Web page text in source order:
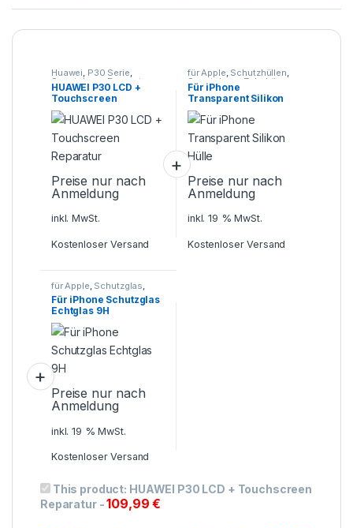
Huawei, P30 Serie,
Smartphone Reparatur
HUAWEI P30 LCD +
Touchscreen
Reparatur
Preise nur nach
Anmeldung
inkl. MwSt.
Kostenloser Versand
für Apple, Schutzhüllen,
Smartphone Zubehör
Für iPhone
Transparent Silikon
Hülle
Preise nur nach
Anmeldung
inkl. 19 % MwSt.
Kostenloser Versand
für Apple Schutzglas
Smartphone Zubehör
Für iPhone Schutzglas
Echtglas 9H
Preise nur nach
Anmeldung
inkl. 19 % MwSt.
Kostenloser Versand
This product: HUAWEI P30 LCD + Touchscreen
Reparatur-109,99€